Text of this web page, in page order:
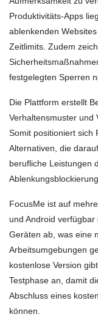
Produktivitäts-Apps
ablenkenden
Zeitlimits. Zudem
festgelegten Sperren
Die Plattform erstellt
Verhaltensmuster und
Somit positioniert sich
Alternativen, die
berufliche Leistungen
FocusMe ist auf
und Android
Geräten ab, was eine
Arbeitsumgebungen
kostenlose Version
Testphase an, damit
Abschluss eines
können.